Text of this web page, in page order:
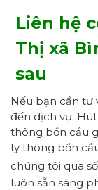
Liên hệ
Thị xã
sau
Nếu bạn cần tư
đến dịch vụ:
thông bồn cầu
ty thông bồn
chúng tôi qua
luôn sẵn sàng